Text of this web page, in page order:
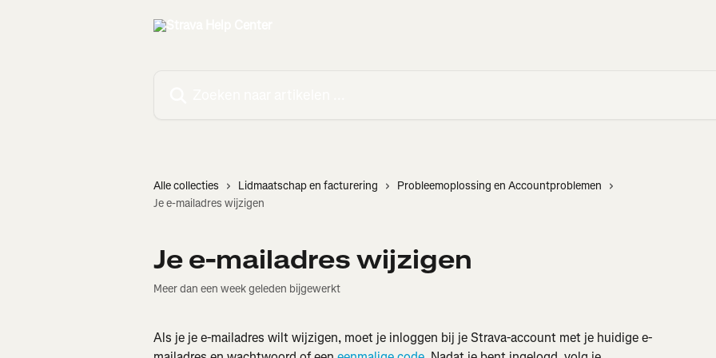
Alle collecties Lidmaatschap en facturering
Probleemoplossing en Accountproblemen
Je e-mailadres wijzigen
Je e-mailadres wijzigen
Meer dan een week geleden bijgewerkt
Als je je e-mailadres wilt wijzigen, moet je inloggen bij je Strava-account met je huidige e-